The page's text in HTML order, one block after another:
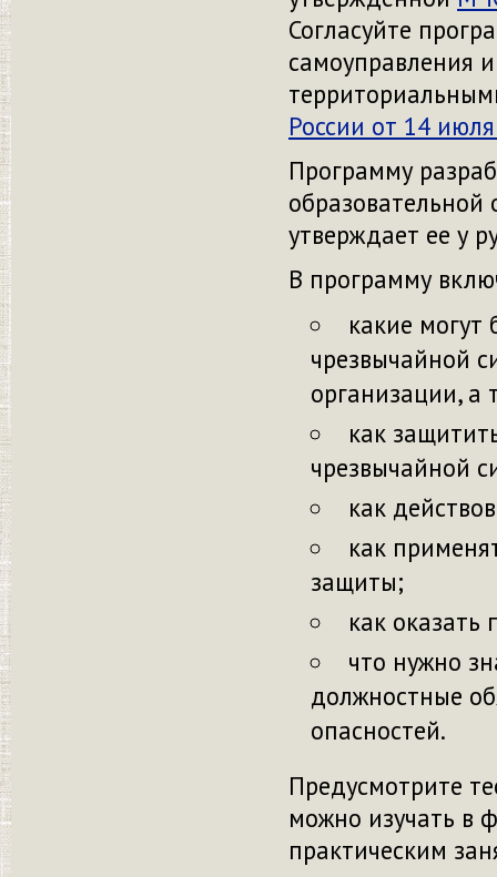
Согласуйте
самоуправления
России от 14
Программу
утверждает ее у
В программу
какие
чрезвычайной
организации, а
как
чрезвычайной
как
как
защиты;
как
что нужно
должностные
опасностей.
Предусмотрите
можно изучать в
практическим